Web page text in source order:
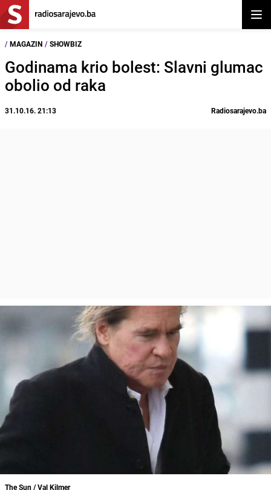
/ MAGAZIN / SHOWBIZ
Godinama krio bolest: Slavni glumac
obolio od raka
31.10.16. 21:13 Radiosarajevo.ba
The Sun / Val Kilmer